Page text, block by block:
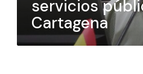
servicios
Cartagena